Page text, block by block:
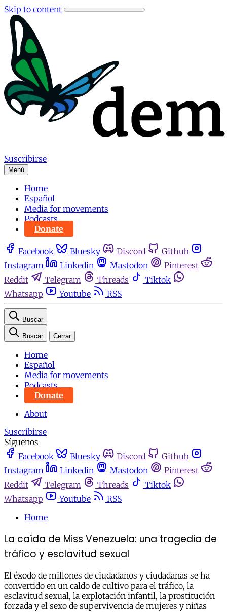
Skip to content
Suscribirse
Menú
Home
Español
Media for movements
Podcasts
Donate
Facebook Bluesky Discord
Github
Instagram
Linkedin Mastodon
Pinterest
Reddit
Telegram Threads
Tiktok
Whatsapp
Youtube RSS
Buscar
Buscar Cerrar
Home
Español
Media for movements
Podcasts
Donate
About
Suscribirse
Síguenos
Facebook
Bluesky Discord
Github
Instagram
Linkedin Mastodon
Pinterest
Reddit
Telegram Threads
Tiktok
Whatsapp
Youtube
RSS
Home
La caída de Miss Venezuela: una tragedia de
tráfico y esclavitud sexual
El éxodo de millones de ciudadanos y ciudadanas se ha
convertido en un caldo de cultivo para el tráfico, la
esclavitud sexual, la explotación infantil, la prostitución
forzada y el sexo de supervivencia de mujeres y niñas